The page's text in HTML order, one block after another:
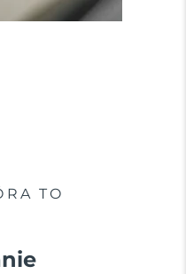
TO